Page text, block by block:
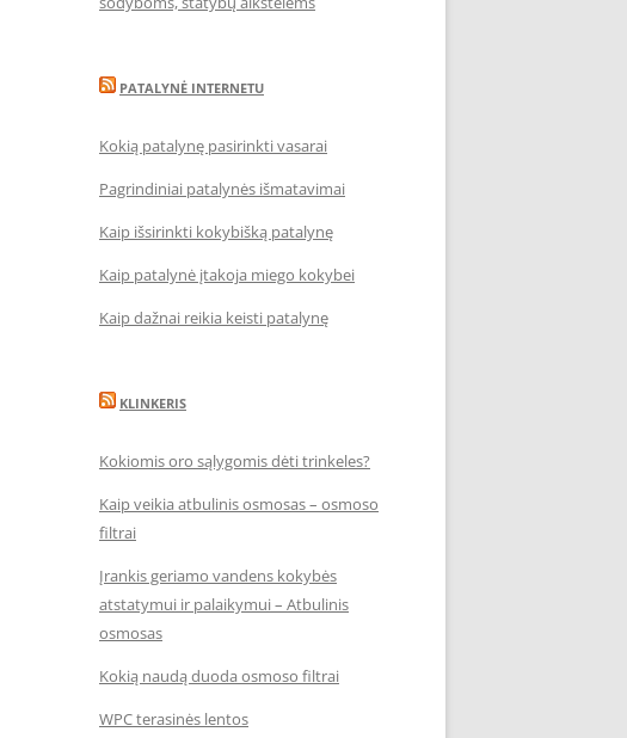
PATALYNĖ INTERNETU
Kokią patalynę pasirinkti vasarai
Pagrindiniai patalynės išmatavimai
Kaip išsirinkti kokybišką patalynę
Kaip patalynė įtakoja miego kokybei
Kaip dažnai reikia keisti patalynę
KLINKERIS
Kokiomis oro sąlygomis dėti trinkeles?
Kaip veikia atbulinis osmosas – osmoso
filtrai
Įrankis geriamo vandens kokybės
atstatymui ir palaikymui – Atbulinis
osmosas
Kokią naudą duoda osmoso filtrai
WPC terasinės lentos